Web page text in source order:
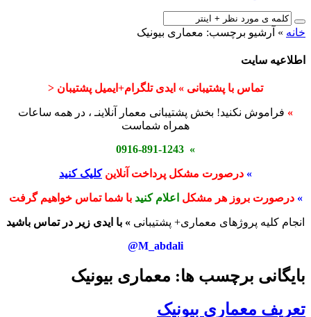
خانه » آرشیو برچسب: معماری بیونیک
اطلاعیه سایت
تماس با پشتیبانی » ایدی تلگرام+ایمیل پشتیبان <
» فراموش نکنید! بخش پشتیبانی معمار آنلاینـ ، در همه ساعات
همراه شماست
» 0916-891-1243
» درصورت مشکل پرداخت آنلاینکلیک کنید
» درصورت بروز هر مشکل اعلام کنید با شما تماس خواهیم گرفت
انجام کلیه پروژهای معماری+ پشتیبانی » با ایدی زیر در تماس باشید
M_abdali@
بایگانی برچسب ها: معماری بیونیک
تعریف معماری بیونیک